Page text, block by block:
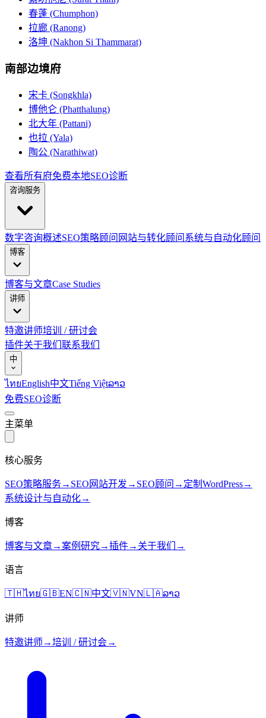
春蓬 (Chumphon)
拉廊 (Ranong)
洛坤 (Nakhon Si Thammarat)
南部边境府
宋卡 (Songkhla)
博他仑 (Phatthalung)
北大年 (Pattani)
也拉 (Yala)
陶公 (Narathiwat)
查看所有府免费本地SEO诊断
咨询服务
数字咨询概述SEO策略顾问 网站与转化顾问 系统与自动化顾问
博客
博客与文章Case Studies
讲师
特邀讲师培训 / 研讨会
插件关于我们 联系我们
中
ไทยEnglish中文Tiếng Việtລາວ
免费SEO诊断
主菜单
核心服务
SEO策略服务→ SEO网站开发 → SEO顾问 → 定制WordPress→
系统设计与自动化→
博客
博客与文章→案例研究→插件→ 关于我们 →
语言
🇹🇭ไทย🇬🇧EN🇨🇳中文🇻🇳VN🇱🇦ລາວ
讲师
特邀讲师 →培训 / 研讨会→